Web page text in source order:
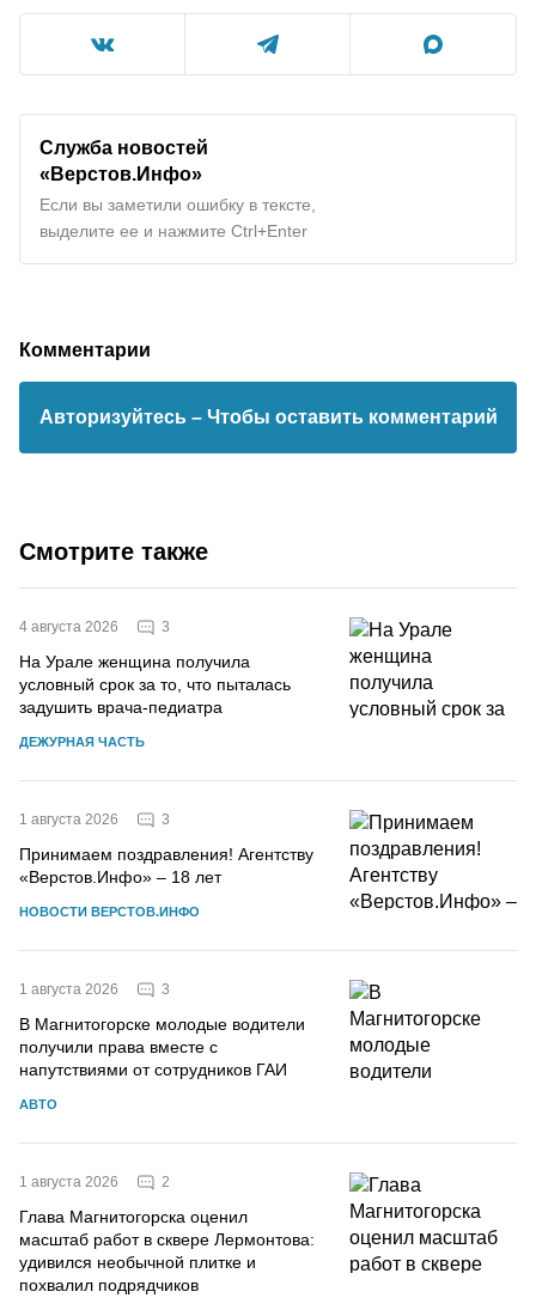
Служба новостей
«Верстов.Инфо»
Если вы заметили ошибку в тексте,
выделите ее и нажмите Ctrl+Enter
Комментарии
Авторизуйтесь – Чтобы оставить комментарий
Смотрите также
4 августа 2026 3
На Урале женщина получила
условный срок за то, что пыталась
задушить врача-педиатра
ДЕЖУРНАЯ ЧАСТЬ
1 августа 2026 3
Принимаем поздравления! Агентству
«Верстов.Инфо» – 18 лет
НОВОСТИ ВЕРСТОВ.ИНФО
1 августа 2026 3
В Магнитогорске молодые водители
получили права вместе с
напутствиями от сотрудников ГАИ
АВТО
1 августа 2026 2
Глава Магнитогорска оценил
масштаб работ в сквере Лермонтова:
удивился необычной плитке и
похвалил подрядчиков